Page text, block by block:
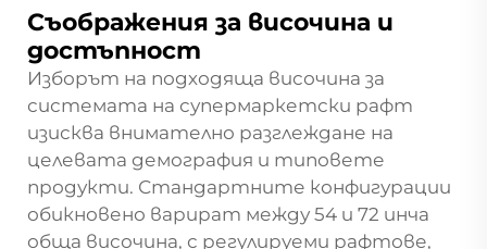
Съображения за височина и
достъпност
Изборът на подходяща височина за
системата на супермаркетски рафт
изисква внимателно разглеждане на
целевата демография и типовете
продукти. Стандартните конфигурации
обикновено варират между 54 и 72 инча
обща височина, с регулируеми рафтове,